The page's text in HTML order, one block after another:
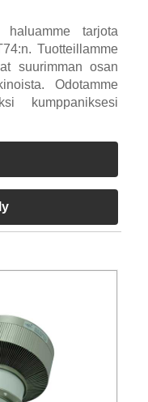
haluamme tarjota
Tuotteillamme
suurimman osan
Odotamme
kumppaniksesi